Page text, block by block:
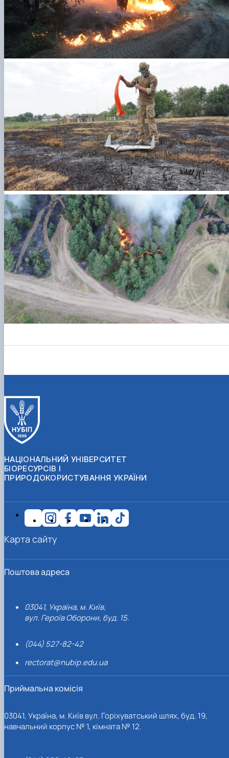
НАЦІОНАЛЬНИЙ УНІВЕРСИТЕТ
БІОРЕСУРСІВ І
ПРИРОДОКОРИСТУВАННЯ УКРАЇНИ
Поштова адреса
03041, Україна, м. Київ,
вул. Героїв Оборони, буд. 15.
(044) 527-82-42
rectorat@nubip.edu.ua
Приймальна комісія
03041, Україна, м. Київ вул. Горіхуватський шлях, буд. 19,
навчальний корпус № 1, кімната № 12.
Карта сайту